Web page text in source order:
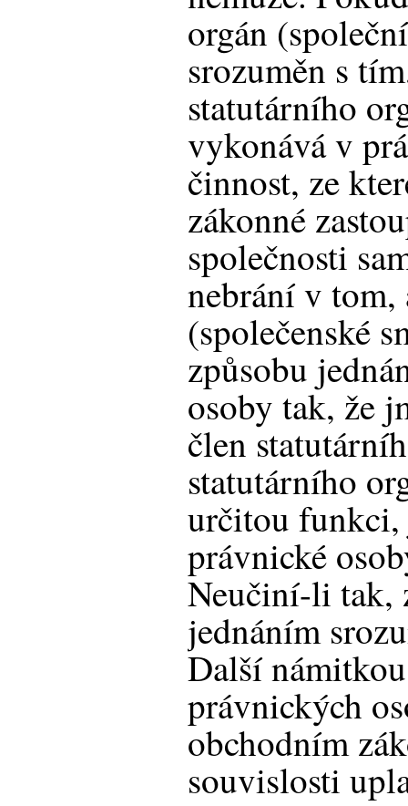
orgán
srozuměn s
statutárního
vykonává v
činnost, ze
zákonné
společnosti
nebrání v tom,
(společenské
způsobu
osoby tak, že
člen
statutárního
určitou funkci,
právnické
Neučiní-li tak,
jednáním
Další
právnických
obchodním
souvislosti